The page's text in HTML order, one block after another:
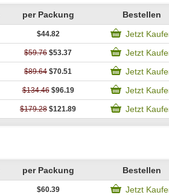
per Packung Bestellen
$44.82 Jetzt
$59.76 $53.37 Jetzt
$89.64 $70.51 Jetzt
$134.46$96.19 Jetzt
$179.28 $121.89 Jetzt
per Packung Bestellen
$60.39 Jetzt